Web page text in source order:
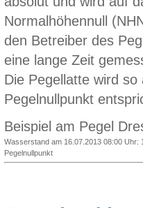
Normalhöhennull
den Betreiber des
eine lange Zeit
Die Pegellatte wird
Pegelnullpunkt
Beispiel am Pegel
Wasserstand am 16.07.2013 08:00 Uhr:
Pegelnullpunkt